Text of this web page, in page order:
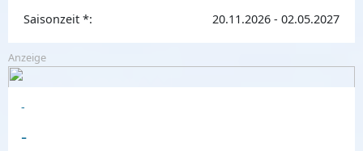
Saisonzeit *: 20.11.2026 - 02.05.2027
Anzeige
-
-